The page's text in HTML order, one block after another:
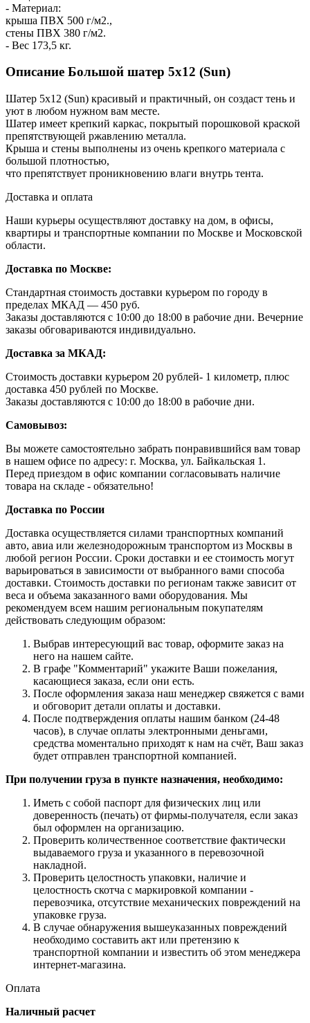
- Материал:
крыша ПВХ 500 г/м2.,
стены ПВХ 380 г/м2.
- Вес 173,5 кг.
Описание Большой шатер 5х12 (Sun)
Шатер 5х12 (Sun) красивый и практичный, он создаст тень и
уют в любом нужном вам месте.
Шатер имеет крепкий каркас, покрытый порошковой краской
препятствующей ржавлению металла.
Крыша и стены выполнены из очень крепкого материала с
большой плотностью,
что препятствует проникновению влаги внутрь тента.
Доставка и оплата
Наши курьеры осуществляют доставку на дом, в офисы,
квартиры и транспортные компании по Москве и Московской
области.
Доставка по Москве:
Стандартная стоимость доставки курьером по городу в
пределах МКАД — 450 руб.
Заказы доставляются с 10:00 до 18:00 в рабочие дни. Вечерние
заказы обговариваются индивидуально.
Доставка за МКАД:
Стоимость доставки курьером 20 рублей- 1 километр, плюс
доставка 450 рублей по Москве.
Заказы доставляются с 10:00 до 18:00 в рабочие дни.
Самовывоз:
Вы можете самостоятельно забрать понравившийся вам товар
в нашем офисе по адресу: г. Москва, ул. Байкальская 1.
Перед приездом в офис компании согласовывать наличие
товара на складе - обязательно!
Доставка по России
Доставка осуществляется силами транспортных компаний
авто, авиа или железнодорожным транспортом из Москвы в
любой регион России. Сроки доставки и ее стоимость могут
варьироваться в зависимости от выбранного вами способа
доставки. Стоимость доставки по регионам также зависит от
веса и объема заказанного вами оборудования. Мы
рекомендуем всем нашим региональным покупателям
действовать следующим образом:
Выбрав интересующий вас товар, оформите заказ на
него на нашем сайте.
В графе "Комментарий" укажите Ваши пожелания,
касающиеся заказа, если они есть.
После оформления заказа наш менеджер свяжется с вами
и обговорит детали оплаты и доставки.
После подтверждения оплаты нашим банком (24-48
часов), в случае оплаты электронными деньгами,
средства моментально приходят к нам на счёт, Ваш заказ
будет отправлен транспортной компанией.
При получении груза в пункте назначения, необходимо:
Иметь с собой паспорт для физических лиц или
доверенность (печать) от фирмы-получателя, если заказ
был оформлен на организацию.
Проверить количественное соответствие фактически
выдаваемого груза и указанного в перевозочной
накладной.
Проверить целостность упаковки, наличие и
целостность скотча с маркировкой компании -
перевозчика, отсутствие механических повреждений на
упаковке груза.
В случае обнаружения вышеуказанных повреждений
необходимо составить акт или претензию к
транспортной компании и известить об этом менеджера
интернет-магазина.
Оплата
Наличный расчет